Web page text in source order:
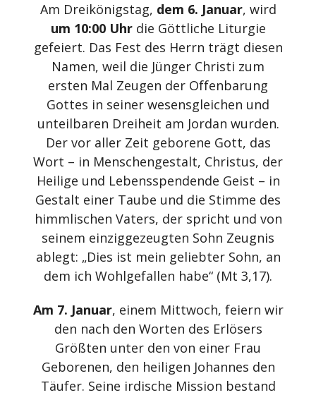
Am Dreikönigstag, dem 6. Januar, wird
um 10:00 Uhrdie Göttliche Liturgie
gefeiert. Das Fest des Herrn trägt diesen
Namen, weil die Jünger Christi zum
ersten Mal Zeugen der Offenbarung
Gottes in seiner wesensgleichen und
unteilbaren Dreiheit am Jordan wurden.
Der vor aller Zeit geborene Gott, das
Wort – in Menschengestalt, Christus, der
Heilige und Lebensspendende Geist – in
Gestalt einer Taube und die Stimme des
himmlischen Vaters, der spricht und von
seinem einziggezeugten Sohn Zeugnis
ablegt: „Dies ist mein geliebter Sohn, an
dem ich Wohlgefallen habe“ (Mt 3,17).
Am 7. Januar, einem Mittwoch, feiern wir
den nach den Worten des Erlösers
Größten unter den von einer Frau
Geborenen, den heiligen Johannes den
Täufer. Seine irdische Mission bestand